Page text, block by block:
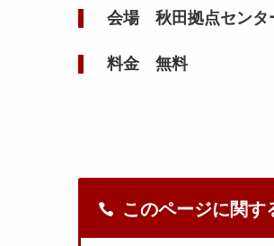
会場 秋田拠点センタ
料金 無料
このページに関す